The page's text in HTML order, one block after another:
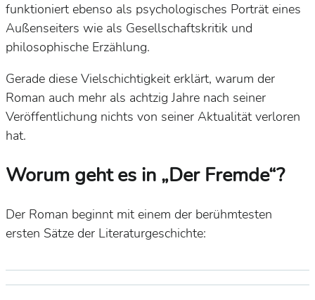
funktioniert ebenso als psychologisches Porträt eines
Außenseiters wie als Gesellschaftskritik und
philosophische Erzählung.
Gerade diese Vielschichtigkeit erklärt, warum der
Roman auch mehr als achtzig Jahre nach seiner
Veröffentlichung nichts von seiner Aktualität verloren
hat.
Worum geht es in „Der Fremde“?
Der Roman beginnt mit einem der berühmtesten
ersten Sätze der Literaturgeschichte: